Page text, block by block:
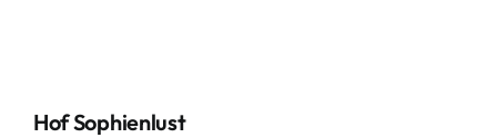
Hof Sophienlust